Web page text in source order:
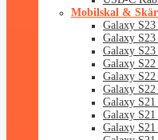
Mobilskal &
Galaxy
Galaxy
Galaxy
Galaxy
Galaxy
Galaxy
Galaxy
Galaxy
Galaxy